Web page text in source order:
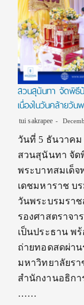
สวนสุนันทา จัดพิธี
เนื่องในวันคล้ายวั
tui sakrapee
วันที่ 5 ธันวาคม
สวนสุนันทา จั
พระบาทสมเด็
เดชมหาราช บ
วันพระบรมรา
รองศาสตราจ
เป็นประธาน พ
ถ่ายทอดสดผ่าน
มหาวิทยาลัยร
สำนักงานอธิก
……